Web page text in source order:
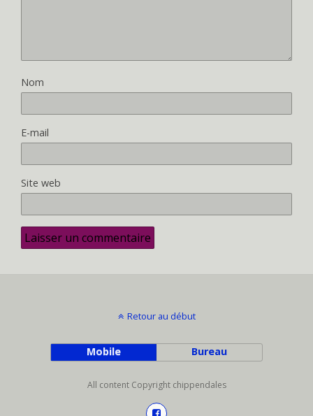
Nom
E-mail
Site web
Retour au début
Mobile Bureau
All content Copyright chippendales